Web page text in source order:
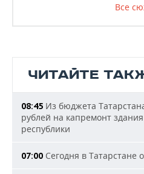
Все
ЧИТАЙТЕ
08:45 Из бюджета
рублей на капремонт
республики
07:00 Сегодня в Татарстане